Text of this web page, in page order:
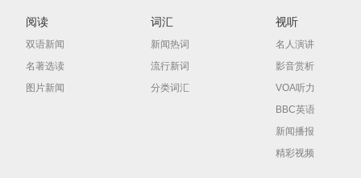
阅读
双语新闻
名著选读
图片新闻
词汇
新闻热词
流行新词
分类词汇
视听
名人演讲
影音赏析
VOA听力
BBC英语
新闻播报
精彩视频